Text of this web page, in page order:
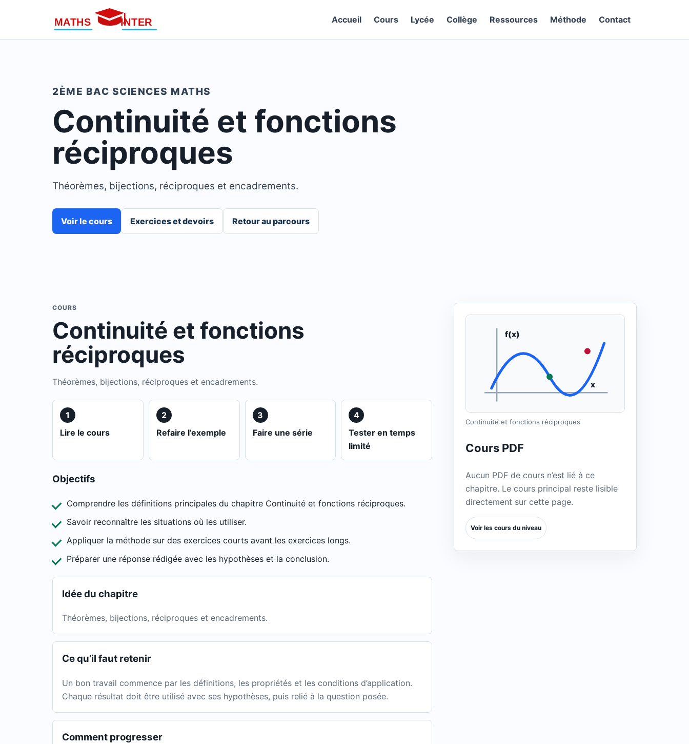
Accueil Cours Lycée Collège Ressources Méthode Contact
2ÈME BAC SCIENCES MATHS
Continuité et fonctions
réciproques
Théorèmes, bijections, réciproques et encadrements.
Voir le cours Exercices et devoirs Retour au parcours
COURS
Continuité et fonctions
réciproques
Théorèmes, bijections, réciproques et encadrements.
1
Lire le cours
2
Refaire l’exemple
3
Faire une série
4
Tester en temps
limité
Objectifs
Comprendre les définitions principales du chapitre Continuité et fonctions réciproques.
Savoir reconnaître les situations où les utiliser.
Appliquer la méthode sur des exercices courts avant les exercices longs.
Préparer une réponse rédigée avec les hypothèses et la conclusion.
Idée du chapitre
Théorèmes, bijections, réciproques et encadrements.
Ce qu’il faut retenir
Un bon travail commence par les définitions, les propriétés et les conditions d’application.
Chaque résultat doit être utilisé avec ses hypothèses, puis relié à la question posée.
Comment progresser
f(x)
x
Continuité et fonctions réciproques
Cours PDF
Aucun PDF de cours n’est lié à ce
chapitre. Le cours principal reste lisible
directement sur cette page.
Voir les cours du niveau